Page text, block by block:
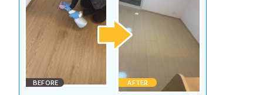
BEFORE AFTER